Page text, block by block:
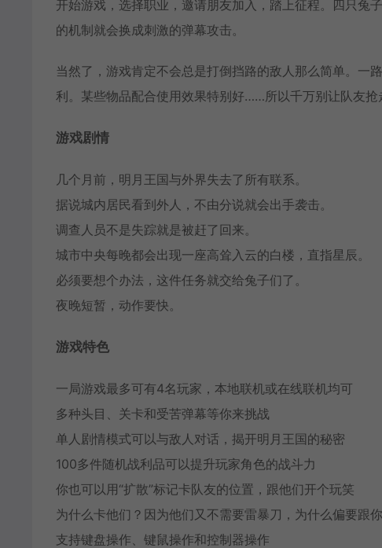
开始游戏，选择职业，邀请朋友加入，踏上征程。四只兔
的机制就会换成刺激的弹幕攻击。
当然了，游戏肯定不会总是打倒挡路的敌人那么简单。一
利。某些物品配合使用效果特别好……所以千万别让队友抢
游戏剧情
几个月前，明月王国与外界失去了所有联系。
据说城内居民看到外人，不由分说就会出手袭击。
调查人员不是失踪就是被赶了回来。
城市中央每晚都会出现一座高耸入云的白楼，直指星辰。
必须要想个办法，这件任务就交给兔子们了。
夜晚短暂，动作要快。
游戏特色
一局游戏最多可有4名玩家，本地联机或在线联机均可
多种头目、关卡和受苦弹幕等你来挑战
单人剧情模式可以与敌人对话，揭开明月王国的秘密
100多件随机战利品可以提升玩家角色的战斗力
你也可以用“扩散”标记卡队友的位置，跟他们开个玩笑
为什么卡他们？因为他们又不需要雷暴刀，为什么偏要跟
支持键盘操作、键鼠操作和控制器操作